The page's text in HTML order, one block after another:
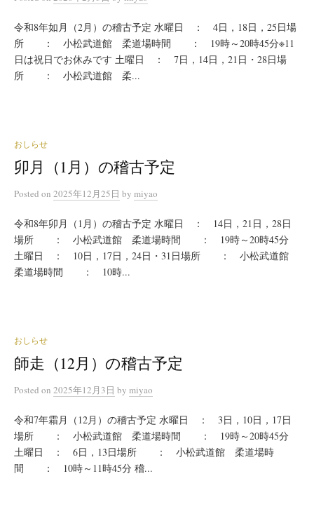
令和8年如月（2月）の稽古予定 水曜日 ： 4日，18日，25日場
所 ： 小松武道館 柔道場時間 ： 19時～20時45分※11
日は祝日でお休みです 土曜日 ： 7日，14日，21日・28日場
所 ： 小松武道館 柔...
おしらせ
卯月（1月）の稽古予定
Posted on 2025年12月25日 by miyao
令和8年卯月（1月）の稽古予定 水曜日 ： 14日，21日，28日
場所 ： 小松武道館 柔道場時間 ： 19時～20時45分
土曜日 ： 10日，17日，24日・31日場所 ： 小松武道館
柔道場時間 ： 10時...
おしらせ
師走（12月）の稽古予定
Posted on 2025年12月3日 by miyao
令和7年霜月（12月）の稽古予定 水曜日 ： 3日，10日，17日
場所 ： 小松武道館 柔道場時間 ： 19時～20時45分
土曜日 ： 6日，13日場所 ： 小松武道館 柔道場時
間 ： 10時～11時45分 稽...